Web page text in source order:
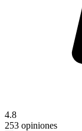
4.8
253 opiniones